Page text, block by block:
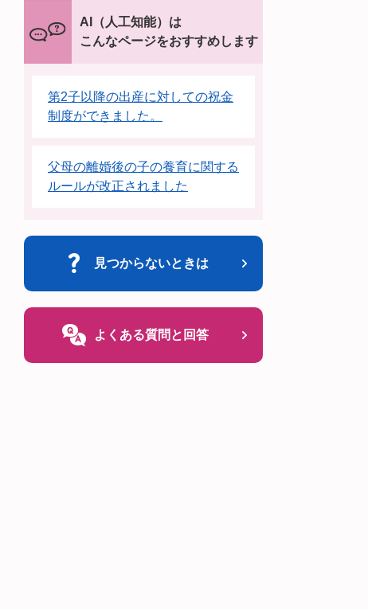
AI（人工知能）は
こんなページをおすすめします
第2子以降の出産に対しての祝金
制度ができました。
父母の離婚後の子の養育に関する
ルールが改正されました
見つからないときは
よくある質問と回答